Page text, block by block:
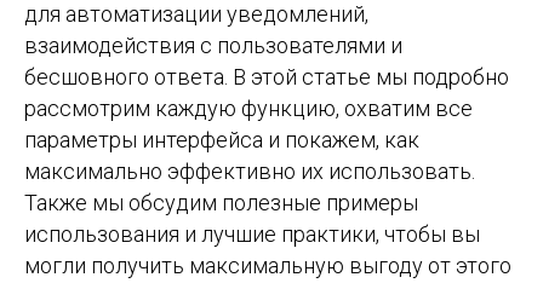
для автоматизации уведомлений,
взаимодействия с пользователями и
бесшовного ответа. В этой статье мы подробно
рассмотрим каждую функцию, охватим все
параметры интерфейса и покажем, как
максимально эффективно их использовать.
Также мы обсудим полезные примеры
использования и лучшие практики, чтобы вы
могли получить максимальную выгоду от этого